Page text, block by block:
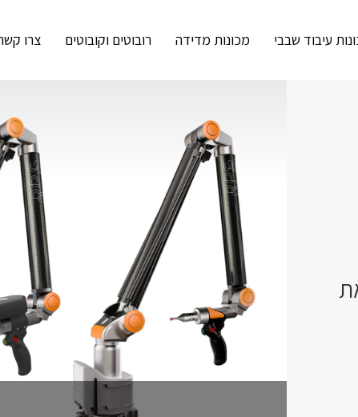
עיבוד שבבי מכונות מדידה רובוטים וקובוטים צרו